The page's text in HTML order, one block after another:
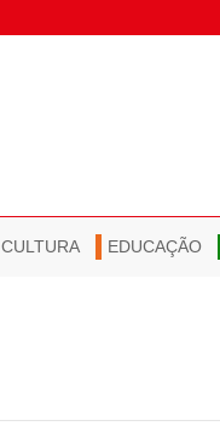
CULTURA EDUCAÇÃO